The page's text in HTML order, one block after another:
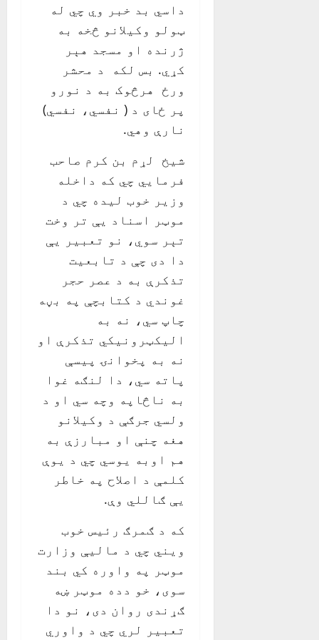
داسي بد خبر وي چي له
ټولو وکيلانو څخه به
ژرنده او مسجد هېر
کړي. بس لکه د محشر
ورځ هرڅوک به د نورو
پر ځای د ( نفسي، نفسي)
نارې وهي.
شيخ لړم بن کرم صاحب
فرمايي چي که داخله
وزير خوب ليده چي د
موټر اسناد يې تر وخت
تېر سوي، نو تعبير يې
دا دی چې د تابعيت
تذکرې به د عصر حجر
غوندي د کتابچې په بڼه
چاپ سي، نه به
اليکټرونيکي تذکرې او
نه به پخوانۍ پيسې
پاته سي، دا لنګه غوا
به ناڅاپه وچه سي او د
ولسي جرګې د وکيلانو
هغه چنې او مبارزې به
هم اوبه يوسي چي د يوې
کلمې د اصلاح په خاطر
يې ګاللي وې.
که د ګمرګ رئيس خوب
ويني چي د ماليې وزارت
موټر په واوره کي بند
سوی، خو دده موټر ښه
ګړندی روان دی، نو دا
تعبير لري چي د واوري